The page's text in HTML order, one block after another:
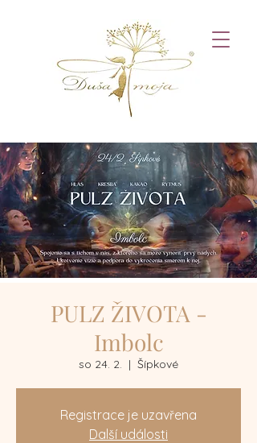
PULZ ŽIVOTA -
Imbolc
so 24. 2.
  |
Šípkové
Registrace je uzavřena
Další události